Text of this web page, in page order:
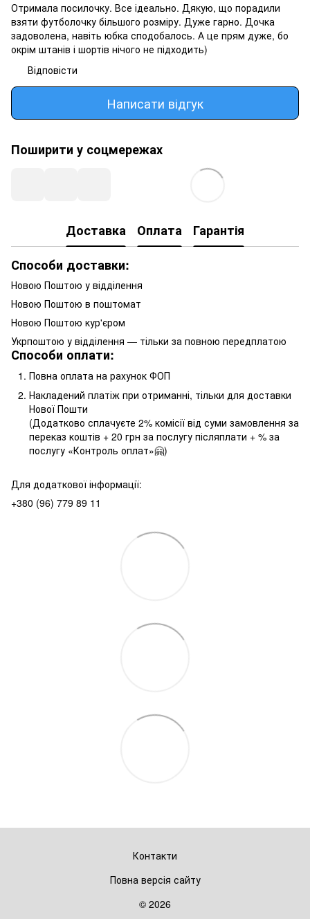
Отримала посилочку. Все ідеально. Дякую, що порадили
взяти футболочку більшого розміру. Дуже гарно. Дочка
задоволена, навіть юбка сподобалось. А це прям дуже, бо
окрім штанів і шортів нічого не підходить)
Відповісти
Написати відгук
Поширити у соцмережах
Доставка Оплата
Гарантія
Способи доставки:
Новою Поштою у відділення
Новою Поштою в поштомат
Новою Поштою кур'єром
Укрпоштою у відділення — тільки за повною передплатою
Способи оплати:
Повна оплата на рахунок ФОП
Накладений платіж при отриманні, тільки для доставки
Нової Пошти
(Додатково сплачуєте 2% комісії від суми замовлення за
переказ коштів + 20 грн за послугу післяплати + % за
послугу «Контроль оплат»🤗)
Для додаткової інформації:
+380 (96) 779 89 11
Контакти
Повна версія сайту
© 2026